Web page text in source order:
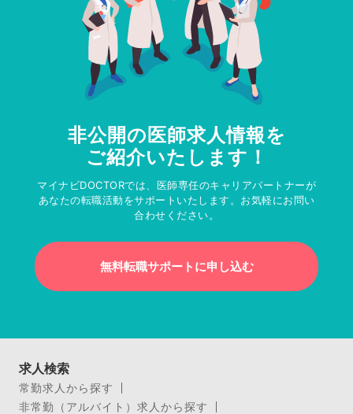
非公開の医師求人情報を
ご紹介いたします！
マイナビDOCTORでは、医師専任のキャリアパートナーが
あなたの転職活動をサポートいたします。お気軽にお問い
合わせください。
無料転職サポートに申し込む
求人検索
常勤求人から探す
非常勤（アルバイト）求人から探す